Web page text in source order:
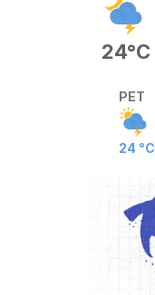
24°C
PET
24 °C